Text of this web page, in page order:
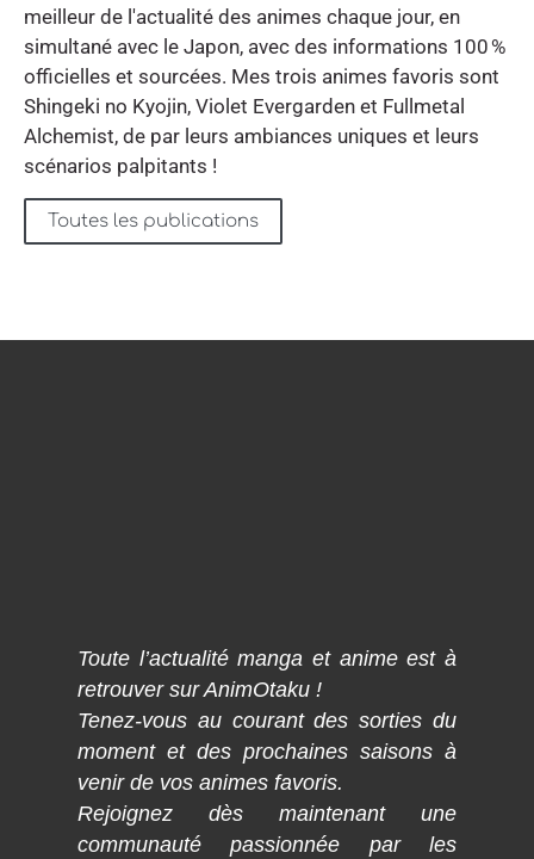
meilleur de l'actualité des animes chaque jour, en
simultané avec le Japon, avec des informations 100 %
officielles et sourcées. Mes trois animes favoris sont
Shingeki no Kyojin, Violet Evergarden et Fullmetal
Alchemist, de par leurs ambiances uniques et leurs
scénarios palpitants !
Toutes les publications
Toute l’actualité manga et anime est à
retrouver sur AnimOtaku !
Tenez-vous au courant des sorties du
moment et des prochaines saisons à
venir de vos animes favoris.
Rejoignez dès maintenant une
communauté passionnée par les